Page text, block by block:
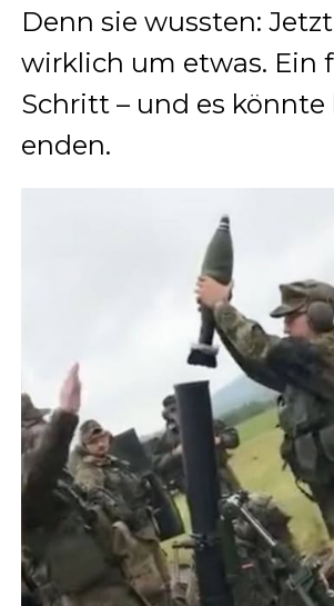
Denn sie wussten:
wirklich um etwas. Ein
Schritt – und es könnte
enden.